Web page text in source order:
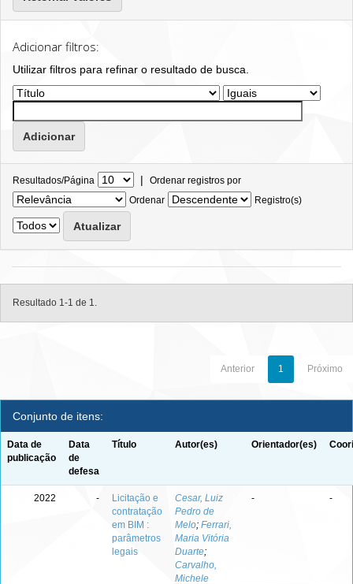
Adicionar filtros:
Utilizar filtros para refinar o resultado de busca.
Resultados/Página | Ordenar registros por
Ordenar
Registro(s)
Resultado 1-1 de 1.
Anterior 1 Próximo
Conjunto de itens:
Data de
publicação
Data
de
defesa
Título Autor(es) Orientador(es)
2022 -
Licitação e
contratação
em BIM :
parâmetros
legais
Cesar, Luiz
Pedro de
Melo; Ferrari,
Maria Vitória
Duarte;
Carvalho,
Michele
- -